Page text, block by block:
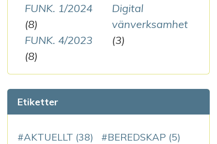
FUNK. 1/2024
(8)
FUNK. 4/2023
(8)
Digital
vänverksamhet
(3)
Etiketter
AKTUELLT (38) BEREDSKAP (5)